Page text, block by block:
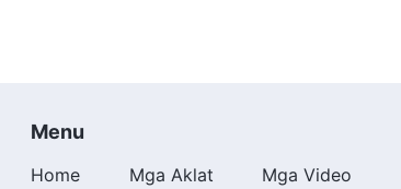
Menu
Home Mga Aklat Mga Video